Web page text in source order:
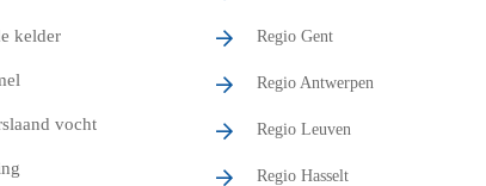
kelder
vocht
Regio Gent
Regio Antwerpen
Regio Leuven
Regio Hasselt